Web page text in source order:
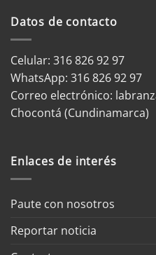
Datos de contacto
Celular: 316 826 92 97
WhatsApp: 316 826 92 97
Correo electrónico:
Chocontá (Cundinamarca)
Enlaces de interés
Paute con nosotros
Reportar noticia